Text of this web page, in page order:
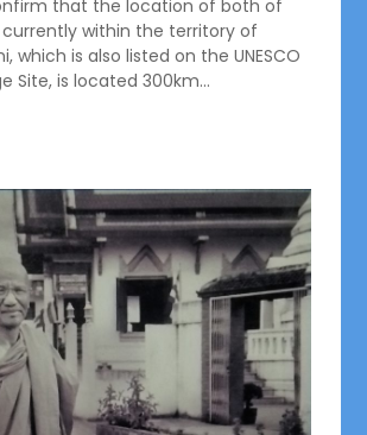
that the location of both of
currently within the territory of
which is also listed on the UNESCO
Site, is located 300km…